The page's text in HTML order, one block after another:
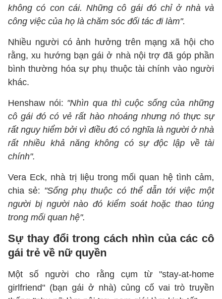
không có con cái. Những cô gái đó chỉ ở nhà và
công việc của họ là chăm sóc đối tác đi làm".
Nhiều người có ảnh hưởng trên mạng xã hội cho
rằng, xu hướng bạn gái ở nhà nội trợ đã góp phần
bình thường hóa sự phụ thuộc tài chính vào người
khác.
Henshaw nói: "Nhìn qua thì cuộc sống của những
cô gái đó có vẻ rất hào nhoáng nhưng nó thực sự
rất nguy hiểm bởi vì điều đó có nghĩa là người ở nhà
rất nhiều khả năng không có sự độc lập về tài
chính".
Vera Eck, nhà trị liệu trong mối quan hệ tình cảm,
chia sẻ: "Sống phụ thuộc có thể dẫn tới việc một
người bị người nào đó kiểm soát hoặc thao túng
trong mối quan hệ".
Sự thay đổi trong cách nhìn của các cô
gái trẻ về nữ quyền
Một số người cho rằng cụm từ "stay-at-home
girlfriend" (bạn gái ở nhà) củng cố vai trò truyền